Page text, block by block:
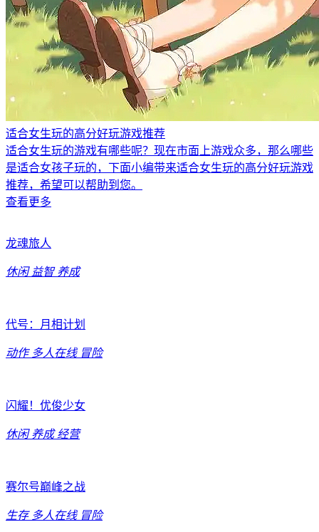
适合女生玩的高分好玩游戏推荐
适合女生玩的游戏有哪些呢？现在市面上游戏众多，那么哪些
是适合女孩子玩的，下面小编带来适合女生玩的高分好玩游戏
推荐，希望可以帮助到您。
查看更多
龙魂旅人
休闲 益智 养成
代号：月相计划
动作 多人在线 冒险
闪耀！优俊少女
休闲 养成 经营
赛尔号巅峰之战
生存 多人在线 冒险